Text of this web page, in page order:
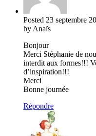
Posted 23 septembre
by Anaïs
Bonjour
Merci Stéphanie de
interdit aux formes!!!
d’inspiration!!!
Merci
Bonne journée
Répondre